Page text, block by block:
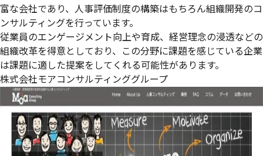
富な会社であり、人事評価制度の構築はもちろん組織開発のコ
ンサルティングを行っています。
従業員のエンゲージメント向上や育成、経営理念の浸透などの
組織改革を得意としており、この分野に課題を感じている企業
は課題に適した提案をしてくれる可能性があります。
株式会社モアコンサルティンググループ